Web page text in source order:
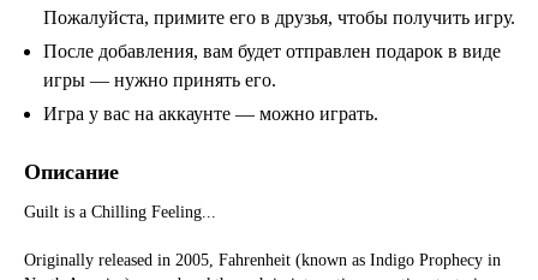
Пожалуйста, примите его в друзья, чтобы получить игру.
После добавления, вам будет отправлен подарок в виде
игры — нужно принять его.
Игра у вас на аккаунте — можно играть.
Описание
Guilt is a Chilling Feeling...
Originally released in 2005, Fahrenheit (known as Indigo Prophecy in